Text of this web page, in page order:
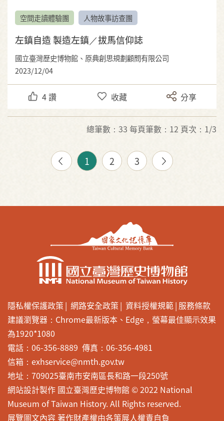
空間走讀體驗團 人物故事訪查團
左鎮自造 製造左鎮／拔馬信仰誌
國立臺灣歷史博物館、原典創思規劃顧問有限公司
2023/12/04
4讚 收藏 分享
總筆數：33 每頁筆數：12 頁次：1/3
1 2 3
隱私權保護政策 網路安全政策 資料授權規範 服務條款
建議瀏覽器：Chrome最新版本、Edge，螢幕最佳顯示效果
為1920*1080
電話：06-356-8889 傳真：06-356-4981
信箱：exhservice@nmth.gov.tw
地址：709025臺南市安南區長和路一段250號
網站設計製作 國立臺灣歷史博物館 © 2022 National
Museum of Taiwan History. All Rights reserved.
展覽圖文內容 著作財產權由各策展人權責自負